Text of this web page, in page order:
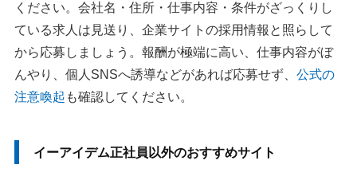
ください。会社名・住所・仕事内容・条件がざっくりし
ている求人は見送り、企業サイトの採用情報と照らして
から応募しましょう。報酬が極端に高い、仕事内容がぼ
んやり、個人SNSへ誘導などがあれば応募せず、 公式の
注意喚起 も確認してください。
イーアイデム正社員以外のおすすめサイト